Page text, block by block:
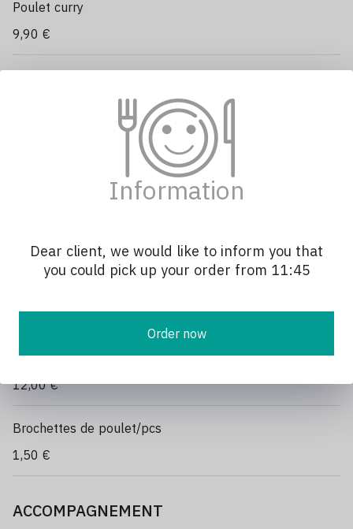
Information
Dear client, we would like to inform you that
you could pick up your order from 11:45
Order now
Poulet curry
9,90 €
11,50 €
12,00 €
Poisson sauté aux légumes
12,00 €
Brochettes de poulet/pcs
1,50 €
ACCOMPAGNEMENT